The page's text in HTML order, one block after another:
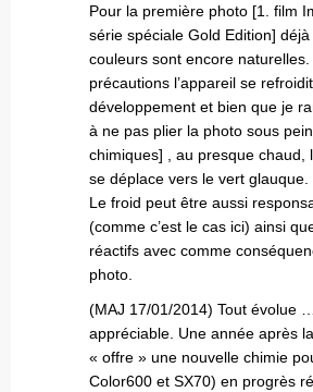
Pour la première photo [1. film
série spéciale Gold Edition]
couleurs sont encore
précautions l’appareil se
développement et bien que je
à ne pas plier la photo sous
chimiques] , au presque chaud,
se déplace vers le vert
Le froid peut être aussi
(comme c’est le cas ici) ainsi
réactifs avec comme
photo.
(MAJ 17/01/2014) Tout évolue
appréciable. Une année après
« offre » une nouvelle chimie
Color600 et SX70) en progrès